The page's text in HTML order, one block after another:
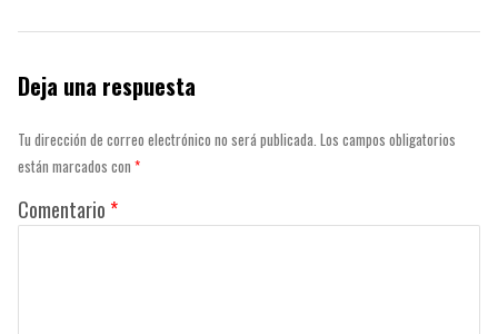
Deja una respuesta
Tu dirección de correo electrónico no será publicada. Los campos obligatorios
están marcados con *
Comentario *